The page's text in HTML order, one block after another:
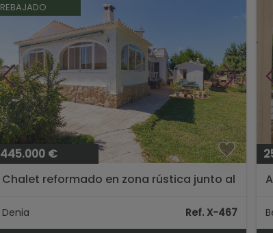
REBAJADO
445.000 €
Chalet reformado en zona rústica junto al
Denia Ref. X-467